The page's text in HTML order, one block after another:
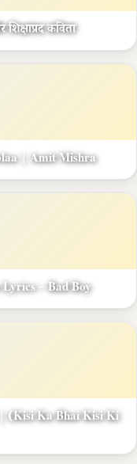
कविता
| Amit Mishra
– Bad Boy
| (Kisi Ka Bhai Kisi Ki